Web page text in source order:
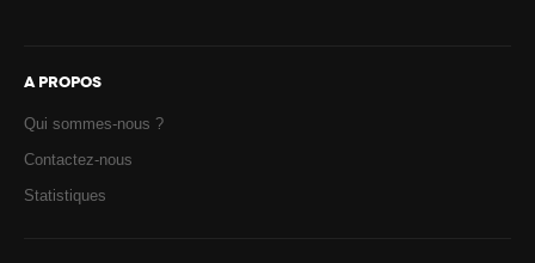
A PROPOS
Qui sommes-nous ?
Contactez-nous
Statistiques